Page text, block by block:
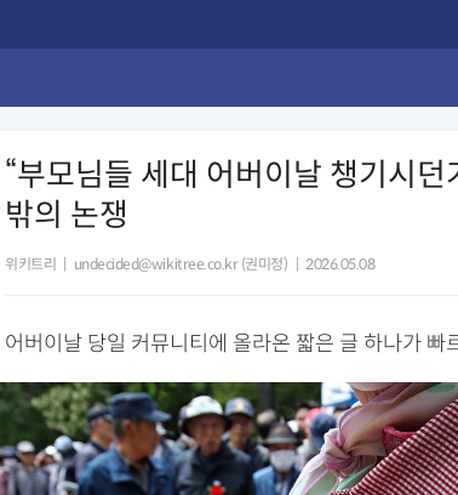
“부모님들 세대 어버이날 챙기시
밖의 논쟁
위키트리 undecided@wikitree.co.kr (권미정) 2026.05.08
어버이날 당일 커뮤니티에 올라온 짧은 글 하나가 빠